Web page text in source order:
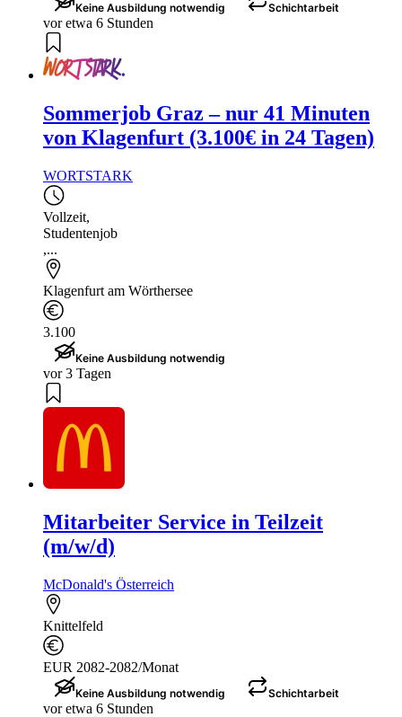
Keine Ausbildung notwendig Schichtarbeit
vor etwa 6 Stunden
Sommerjob Graz – nur 41 Minuten
von Klagenfurt (3.100€ in 24 Tagen)
WORTSTARK
Vollzeit,
Studentenjob
,...
Klagenfurt am Wörthersee
3.100
Keine Ausbildung notwendig
vor 3 Tagen
Mitarbeiter Service in Teilzeit
(m/w/d)
McDonald's Österreich
Knittelfeld
EUR 2082-2082/Monat
Keine Ausbildung notwendig Schichtarbeit
vor etwa 6 Stunden